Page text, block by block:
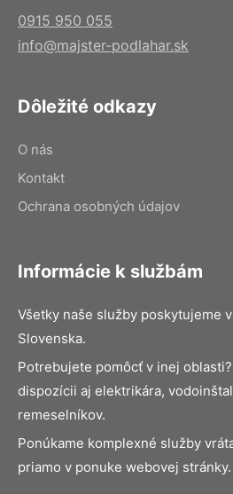
0915 950 055
info@majster-podlahar.sk
Dôležité odkazy
O nás
Kontakt
Ochrana osobných údajov
Informácie k službám
Všetky naše služby poskytujeme
Slovenska.
Potrebujete pomôcť v inej
dispozícii aj elektrikára,
remeselníkov.
Ponúkame komplexné služby
priamo v ponuke webovej stránky.